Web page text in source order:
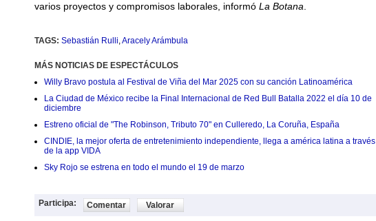
varios proyectos y compromisos laborales, informó La Botana
TAGS: Sebastián Rulli,Aracely Arámbula
MÁS NOTICIAS DE ESPECTÁCULOS
Willy Bravo postula al Festival de Viña del Mar 2025 con su canción Latinoamérica
La Ciudad de México recibe la Final Internacional de Red Bull Batalla 2022 el día 10 de
diciembre
Estreno oficial de "The Robinson, Tributo 70" en Culleredo, La Coruña, España
CINDIE, la mejor oferta de entretenimiento independiente, llega a américa latina a través
de la app VIDA
Sky Rojo se estrena en todo el mundo el 19 de marzo
Participa: Comentar Valorar